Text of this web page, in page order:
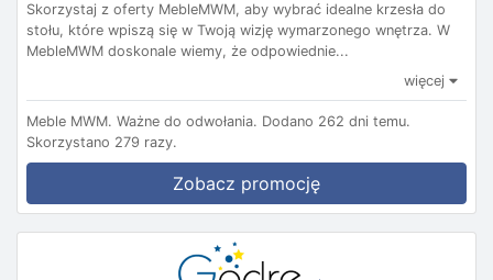
Skorzystaj z oferty MebleMWM, aby wybrać idealne krzesła do
stołu, które wpiszą się w Twoją wizję wymarzonego wnętrza. W
MebleMWM doskonale wiemy, że odpowiednie...
więcej
Meble MWM. Ważne do odwołania. Dodano 262 dni temu.
Skorzystano 279 razy.
Zobacz promocję